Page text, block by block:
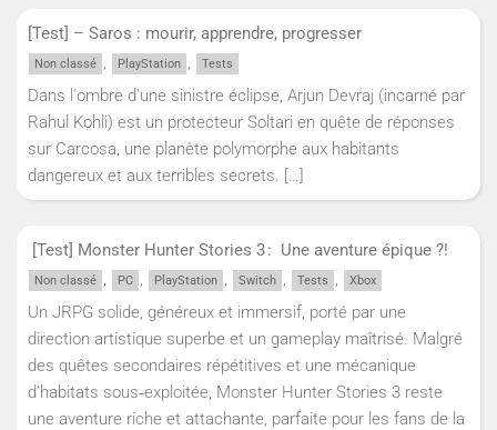
[Test] – Saros : mourir, apprendre, progresser
Non classé , PlayStation , Tests
Dans l'ombre d'une sinistre éclipse, Arjun Devraj (incarné par
Rahul Kohli) est un protecteur Soltari en quête de réponses
sur Carcosa, une planète polymorphe aux habitants
dangereux et aux terribles secrets. […]
[Test] Monster Hunter Stories 3 : Une aventure épique ?!
Non classé , PC , PlayStation , Switch , Tests , Xbox
Un JRPG solide, généreux et immersif, porté par une
direction artistique superbe et un gameplay maîtrisé. Malgré
des quêtes secondaires répétitives et une mécanique
d’habitats sous‑exploitée, Monster Hunter Stories 3 reste
une aventure riche et attachante, parfaite pour les fans de la